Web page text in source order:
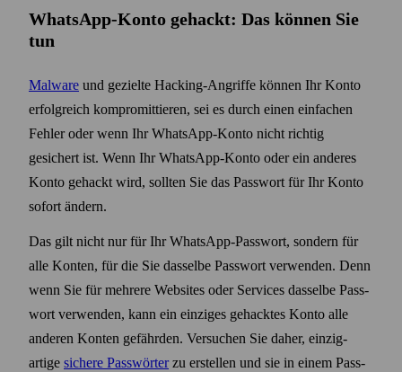
WhatsApp-Konto gehackt: Das können Sie
tun
Malware und gezielte Hacking-Angriffe können Ihr Konto
erfolgreich kompromittieren, sei es durch einen einfachen
Fehler oder wenn Ihr WhatsApp-Konto nicht richtig
gesichert ist. Wenn Ihr WhatsApp-Konto oder ein anderes
Konto gehackt wird, sollten Sie das Pass­wort für Ihr Konto
sofort ändern.
Das gilt nicht nur für Ihr WhatsApp-Pass­wort, sondern für
alle Konten, für die Sie dasselbe Pass­wort verwenden. Denn
wenn Sie für mehrere Web­sites oder Services dasselbe Pass­
wort verwenden, kann ein einziges gehacktes Konto alle
anderen Konten gefährden. Versuchen Sie daher, einzig­
artige sichere Pass­wörterzu erstellen und sie in einem Pass­